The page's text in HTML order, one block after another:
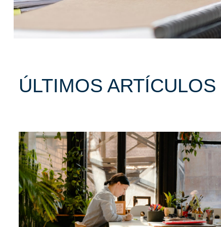
ÚLTIMOS ARTÍCULOS